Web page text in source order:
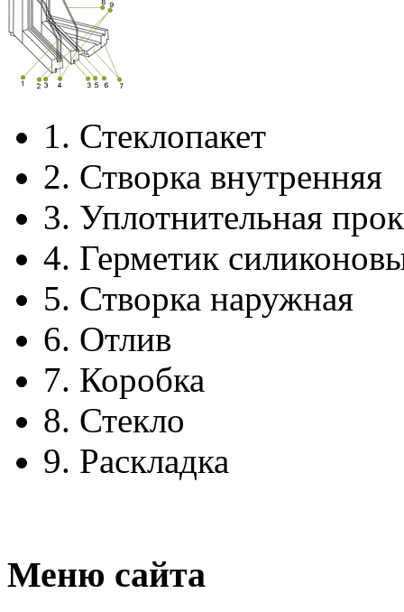
1. Стеклопакет
2. Створка внутренняя
3. Уплотнительная
4. Герметик
5. Створка наружная
6. Отлив
7. Коробка
8. Стекло
9. Раскладка
Меню сайта